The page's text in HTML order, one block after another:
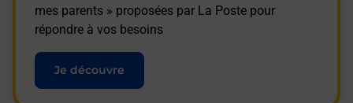
mes parents » proposées par La Poste pour
répondre à vos besoins
Je découvre